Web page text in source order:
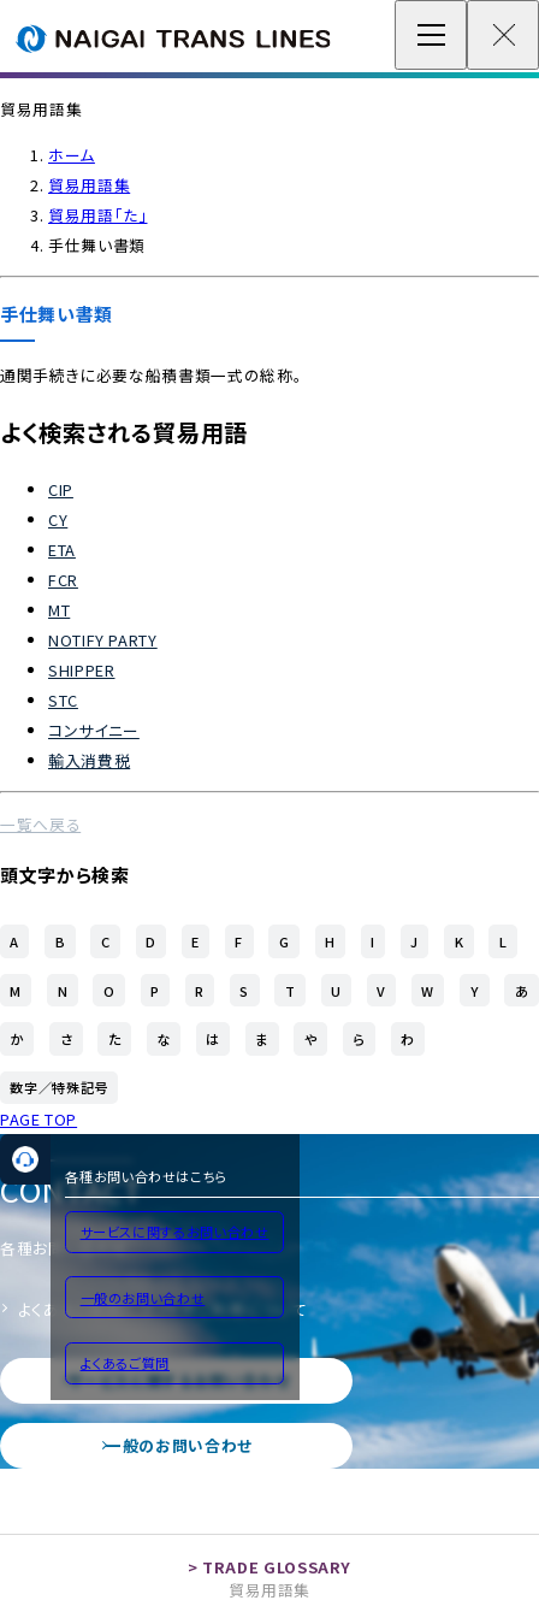
IR情報
物流トピックス
企業情報 / グローバルネットワーク
各種情報
最新情報
貿易用語集
ホーム
貿易用語集
貿易用語「た」
手仕舞い書類
手仕舞い書類
通関手続きに必要な船積書類一式の総称。
よく検索される貿易用語
CIP
CY
ETA
FCR
MT
NOTIFY PARTY
SHIPPER
STC
コンサイニー
輸入消費税
一覧へ戻る
頭文字から検索
A B C D E F G H I J K L
M N O P R S T U V W Y あ
か さ た な は ま や ら わ
数字／特殊記号
PAGE TOP
各種お問い合わせはこちら
サービスに関するお問い合わせ
一般のお問い合わせ
よくあるご質問
CONTACT
各種お問い合わせ
よくあるご質問 サイトのご利用について
サービスに関するお問い合わせ
一般のお問い合わせ
貿易用語集